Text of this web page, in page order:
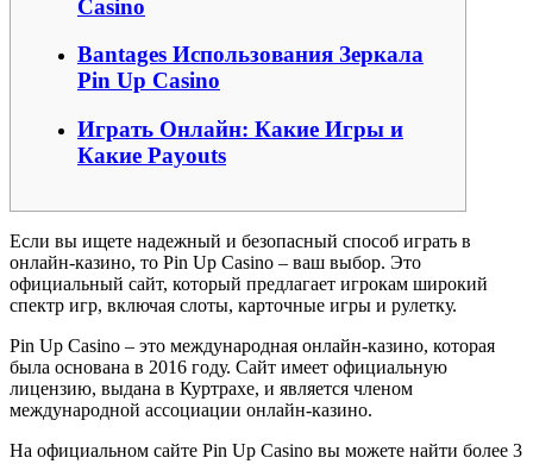
Casino
Вantages Использования Зеркала
Pin Up Casino
Играть Онлайн: Какие Игры и
Какие Payouts
Если вы ищете надежный и безопасный способ играть в
онлайн-казино, то Pin Up Casino – ваш выбор. Это
официальный сайт, который предлагает игрокам широкий
спектр игр, включая слоты, карточные игры и рулетку.
Pin Up Casino – это международная онлайн-казино, которая
была основана в 2016 году. Сайт имеет официальную
лицензию, выдана в Куртрахе, и является членом
международной ассоциации онлайн-казино.
На официальном сайте Pin Up Casino вы можете найти более 3